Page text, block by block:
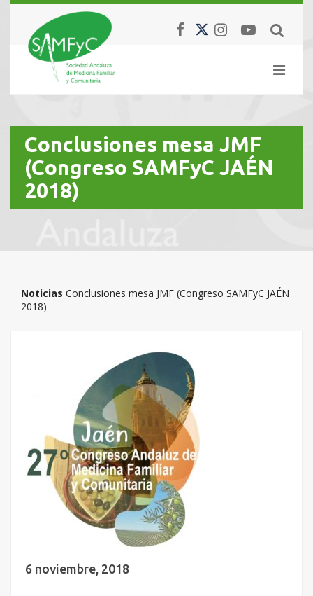
Conclusiones mesa JMF
(Congreso SAMFyC JAÉN
2018)
Noticias Conclusiones mesa JMF (Congreso SAMFyC JAÉN
2018)
6 noviembre, 2018